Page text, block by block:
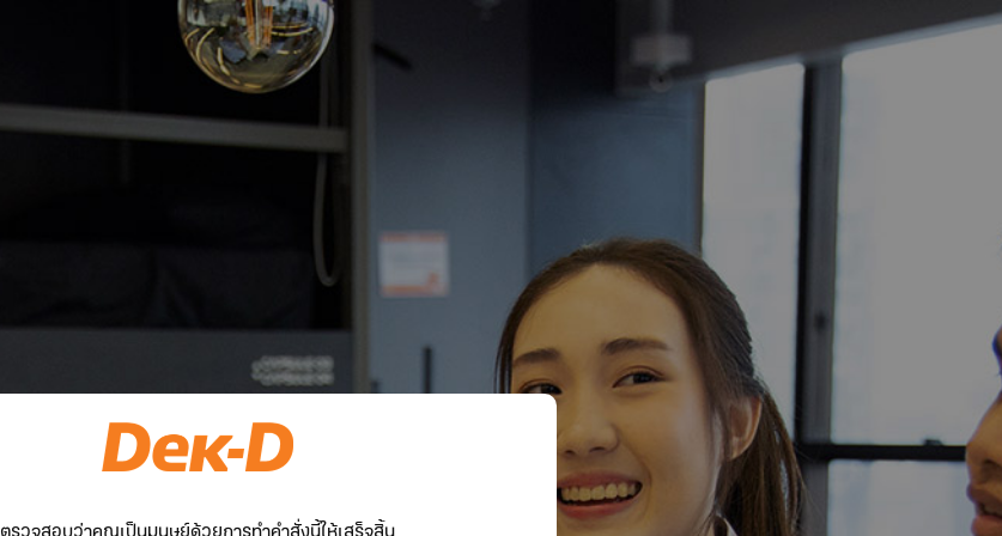
ตรวจสอบว่าคุณเป็นมนุษย์ด้วยการทำคำสั่งนี้ให้เสร็จสิ้น